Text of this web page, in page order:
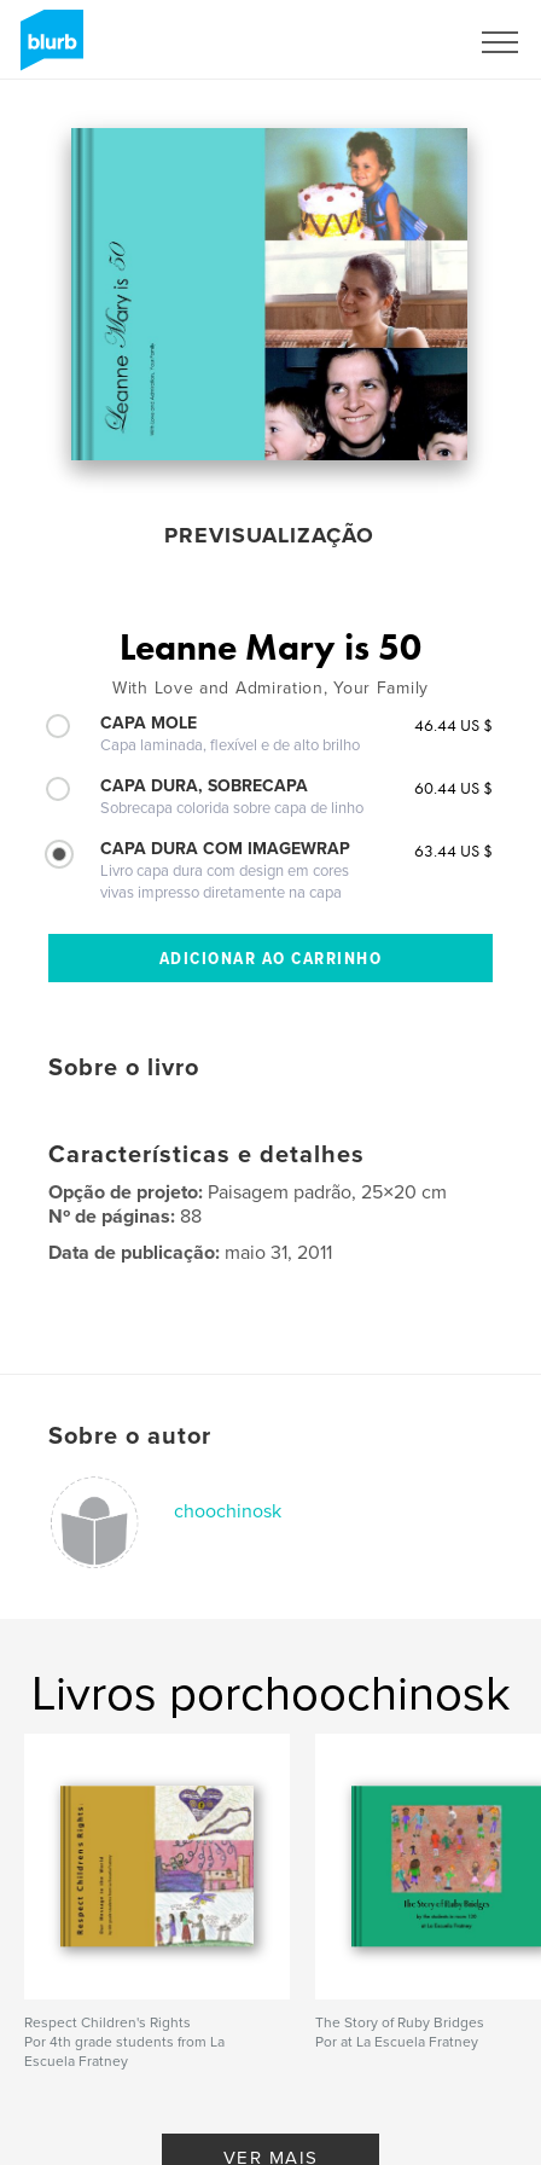
PREVISUALIZAÇÃO
Leanne Mary is 50
With Love and Admiration, Your Family
CAPA MOLE
Capa laminada, flexível e de alto brilho
46.44 US $
CAPA DURA, SOBRECAPA
Sobrecapa colorida sobre capa de linho
60.44 US $
CAPA DURA COM IMAGEWRAP
Livro capa dura com design em cores
vivas impresso diretamente na capa
63.44 US $
Sobre o livro
Características e detalhes
Opção de projeto: Paisagem padrão, 25×20 cm
Nº de páginas: 88
Data de publicação: maio 31, 2011
Sobre o autor
choochinosk
Livros porchoochinosk
Respect Children's Rights
Por 4th grade students from La
Escuela Fratney
The Story of Ruby Bridges
Por at La Escuela Fratney
VER MAIS